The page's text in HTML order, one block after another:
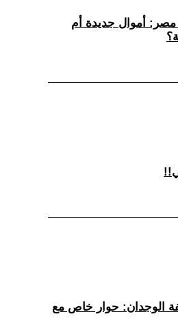
مصر: أموال جديدة أم
الوجدان: حوار خاص مع